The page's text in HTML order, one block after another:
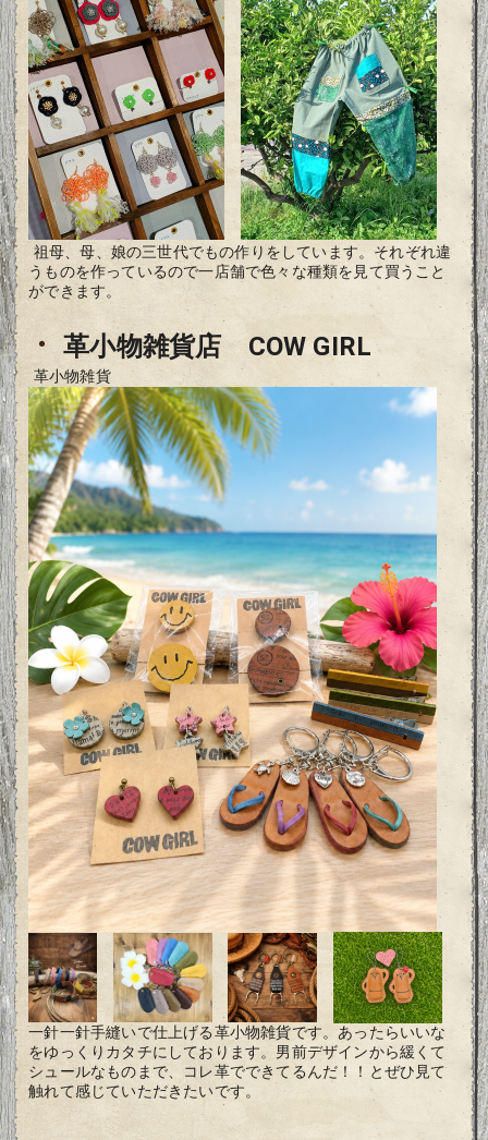
祖母、母、娘の三世代でもの作りをしています。それぞれ違
うものを作っているので一店舗で色々な種類を見て買うこと
ができます。
・革小物雑貨店　COW GIRL
革小物雑貨
一針一針手縫いで仕上げる革小物雑貨です。あったらいいな
をゆっくりカタチにしております。男前デザインから緩くて
シュールなものまで、コレ革でできてるんだ！！とぜひ見て
触れて感じていただきたいです。